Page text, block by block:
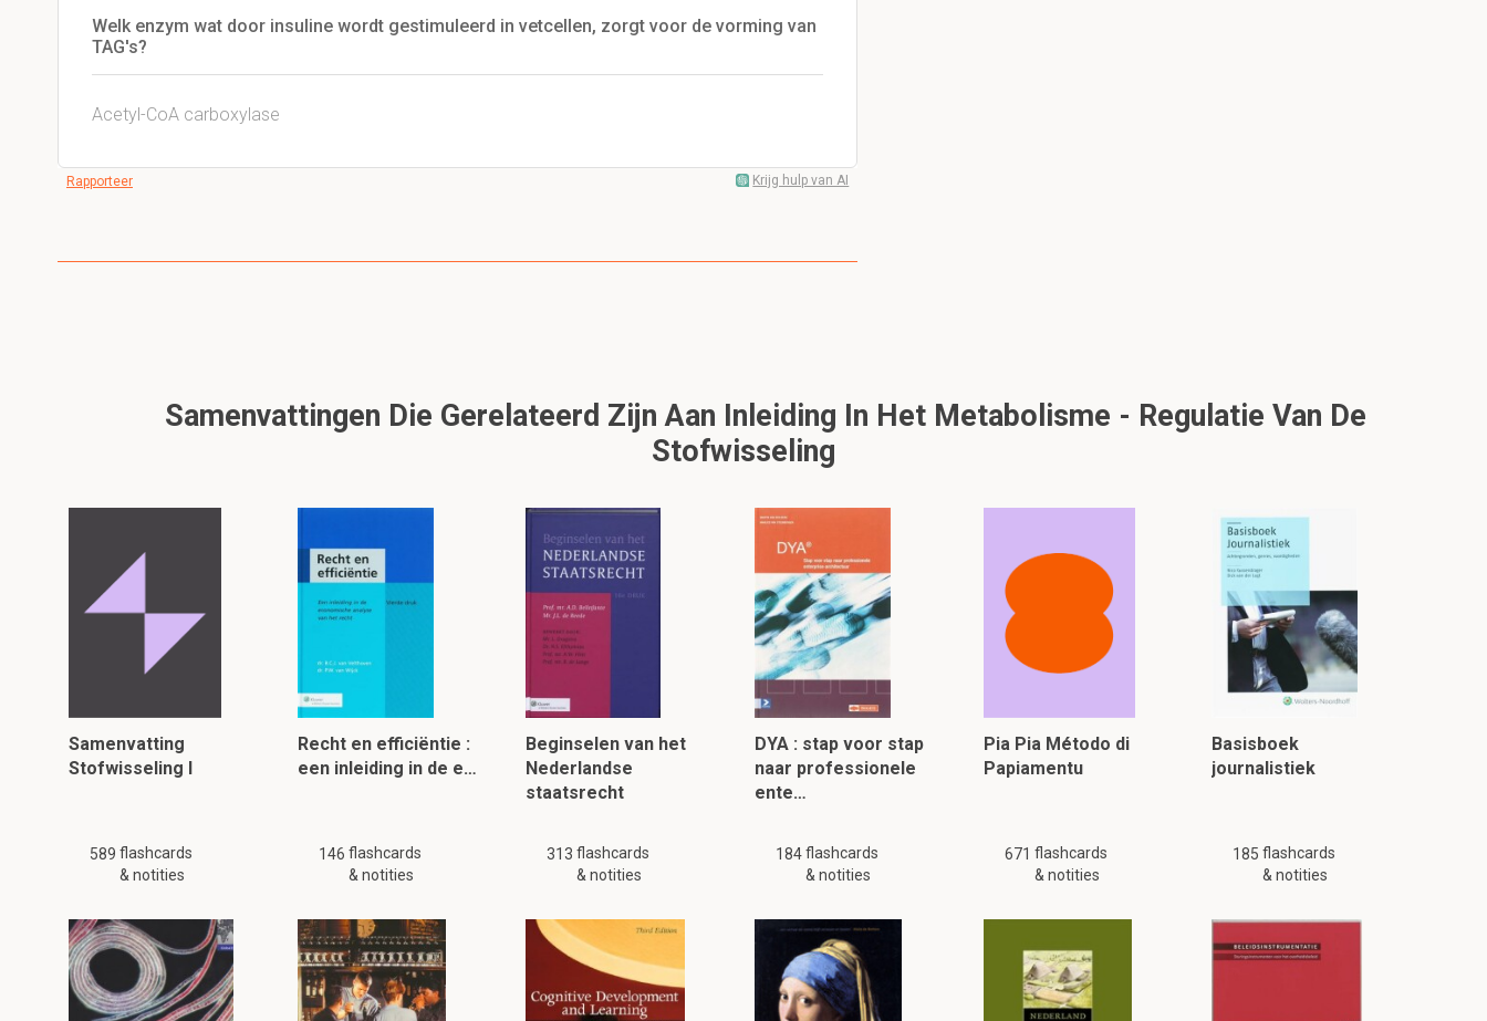
Welk enzym wat door insuline wordt gestimuleerd in vetcellen, zorgt voor de vorming van
TAG's?
Acetyl-CoA carboxylase
Rapporteer Krijg hulp van AI
Samenvattingen Die Gerelateerd Zijn Aan Inleiding In Het Metabolisme - Regulatie Van De
Stofwisseling
Samenvatting
Stofwisseling I
589 flashcards
& notities
Recht en efficiëntie :
een inleiding in de e…
146 flashcards
& notities
Beginselen van het
Nederlandse
staatsrecht
313 flashcards
& notities
DYA : stap voor stap
naar professionele
ente…
184flashcards
& notities
Pia Pia Método di
Papiamentu
671 flashcards
& notities
Basisboek
journalistiek
185 flashcards
& notities